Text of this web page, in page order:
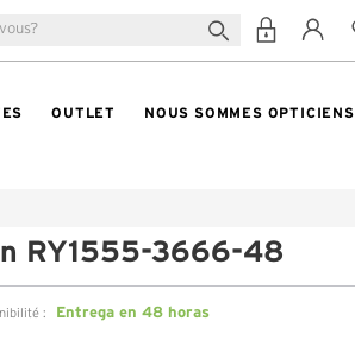
OUTLET NOUS SOMMES OPTICIENS
RY1555-3666-48
: Entrega en 48 horas